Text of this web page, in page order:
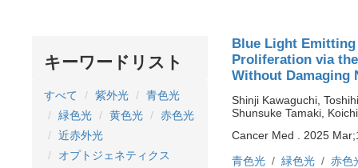
キーワードリスト
すべて 紫外光
青色光
緑色光
黄色光
赤色光
近赤外光
オプトジェネティクス
Blue Light Emitting
Proliferation via
Without Damaging
Shinji Kawaguchi,
Shunsuke Tamaki,
Cancer Med . 2025
青色光
緑色光
赤色